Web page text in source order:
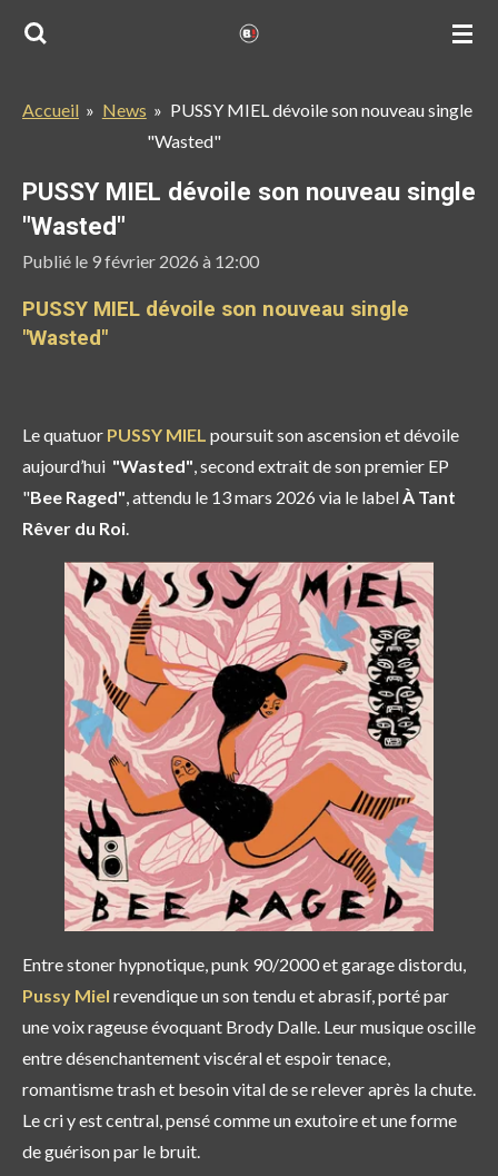
Passer
principal
Accueil » News » PUSSY MIEL dévoile son nouveau single
"Wasted"
PUSSY MIEL dévoile son nouveau single
"Wasted"
Publié le 9 février 2026 à 12:00
PUSSY MIEL dévoile son nouveau single
"Wasted"
Le quatuor PUSSY MIEL poursuit son ascension et dévoile
aujourd’hui "Wasted", second extrait de son premier EP
"Bee Raged", attendu le 13 mars 2026 via le labelÀ Tant
Rêver du Roi.
Entre stoner hypnotique, punk 90/2000 et garage distordu,
Pussy Miel revendique un son tendu et abrasif, porté par
une voix rageuse évoquant Brody Dalle. Leur musique oscille
entre désenchantement viscéral et espoir tenace,
romantisme trash et besoin vital de se relever après la chute.
Le cri y est central, pensé comme un exutoire et une forme
de guérison par le bruit.